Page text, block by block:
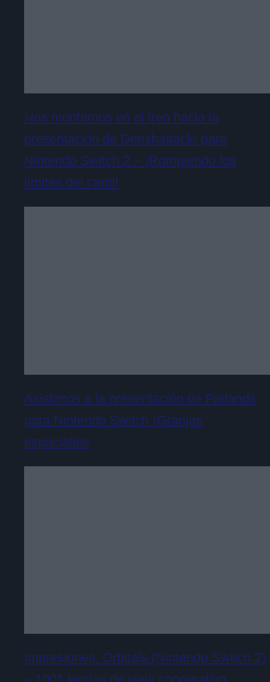
Nos montamos en el tren hacia la
presentación de Denshattack! para
Nintendo Switch 2 – ¡Rompiendo los
límites del carril!
Asistimos a la presentación de Farlands
para Nintendo Switch ¡Granjas
espaciales!
Impresiones: Orbitals (Nintendo Switch 2)